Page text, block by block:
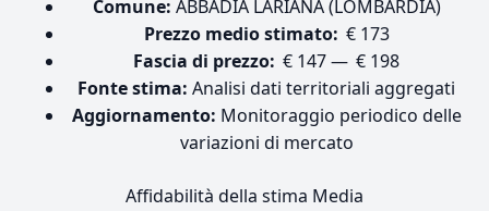
Comune: ABBADIA LARIANA (LOMBARDIA)
Prezzo medio stimato: € 173
Fascia di prezzo: € 147 — € 198
Fonte stima: Analisi dati territoriali aggregati
Aggiornamento: Monitoraggio periodico delle
variazioni di mercato
Affidabilità della stima Media